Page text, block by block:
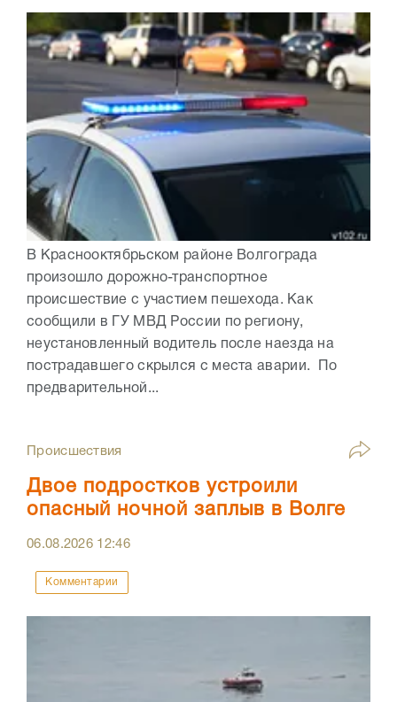
В Краснооктябрьском районе Волгограда
произошло дорожно-транспортное
происшествие с участием пешехода. Как
сообщили в ГУ МВД России по региону,
неустановленный водитель после наезда на
пострадавшего скрылся с места аварии. По
предварительной...
Происшествия
Двое подростков устроили
опасный ночной заплыв в Волге
06.08.2026 12:46
Комментарии